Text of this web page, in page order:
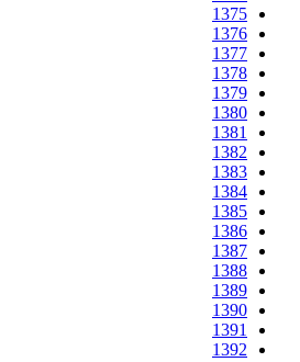
1375
1376
1377
1378
1379
1380
1381
1382
1383
1384
1385
1386
1387
1388
1389
1390
1391
1392